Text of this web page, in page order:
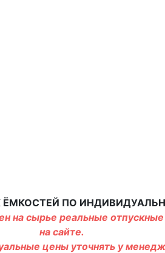
ЁМКОСТЕЙ ПО
на сырье реальные
на сайте.
цены уточнять у